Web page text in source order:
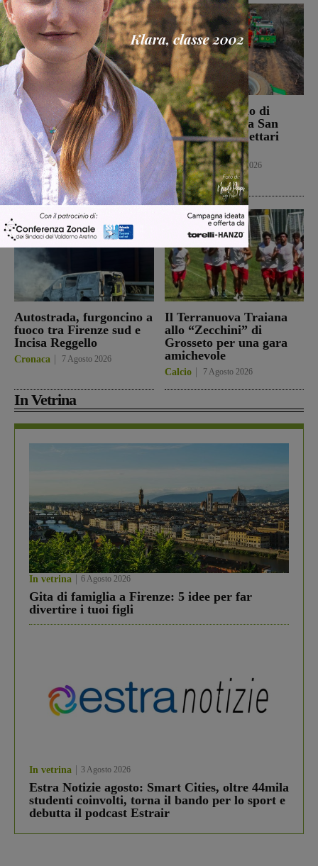
Campionato nazionale
Juniores, girone
interamente toscano per
Terranuova Traiana e
Montevarchi
Calcio Giovanili 8 Agosto 2026
Bucine, incendio di
oliveta e bosco a San
Pancrazio. Tre ettari
l’area bruciata
Cronaca 7 Agosto 2026
Autostrada, furgoncino a
fuoco tra Firenze sud e
Incisa Reggello
Cronaca 7 Agosto 2026
Il Terranuova Traiana
allo “Zecchini” di
Grosseto per una gara
amichevole
Calcio 7 Agosto 2026
In Vetrina
In vetrina 6 Agosto 2026
Gita di famiglia a Firenze: 5 idee per far
divertire i tuoi figli
In vetrina 3 Agosto 2026
Estra Notizie agosto: Smart Cities, oltre 44mila
studenti coinvolti, torna il bando per lo sport e
debutta il podcast Estrair